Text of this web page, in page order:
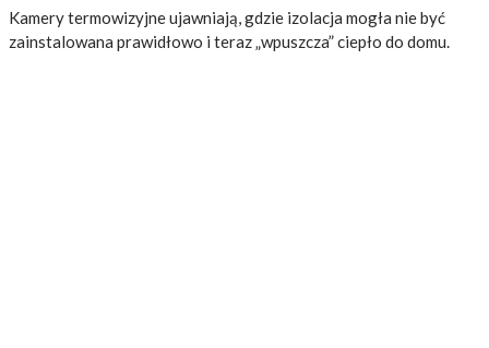
Kamery termowizyjne ujawniają, gdzie izolacja mogła nie być
zainstalowana prawidłowo i teraz „wpuszcza” ciepło do domu.